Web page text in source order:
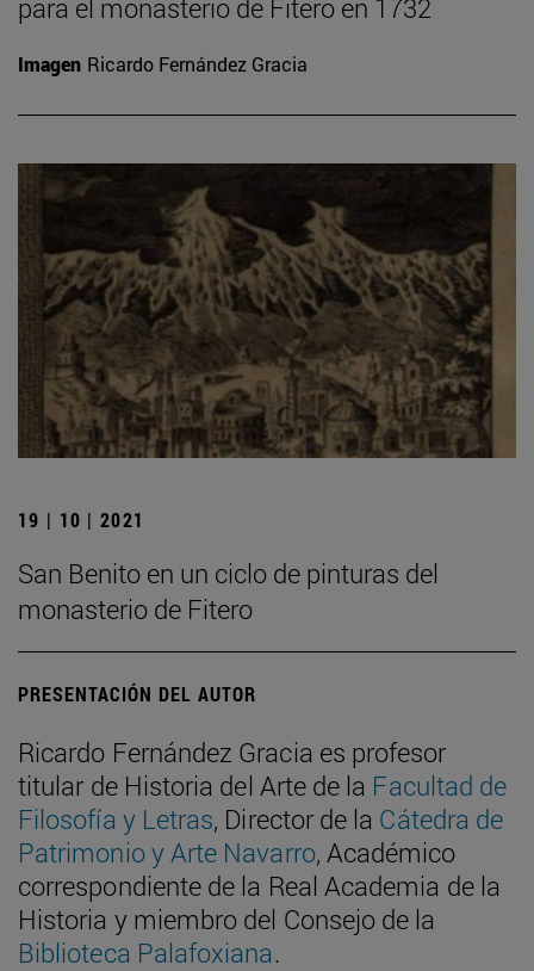
para el monasterio de Fitero en 1732
Imagen Ricardo Fernández Gracia
19 | 10 | 2021
San Benito en un ciclo de pinturas del
monasterio de Fitero
PRESENTACIÓN DEL AUTOR
Ricardo Fernández Gracia es profesor
titular de Historia del Arte de la Facultad de
Filosofía y Letras, Director de la Cátedra de
Patrimonio y Arte Navarro, Académico
correspondiente de la Real Academia de la
Historia y miembro del Consejo de la
Biblioteca Palafoxiana.